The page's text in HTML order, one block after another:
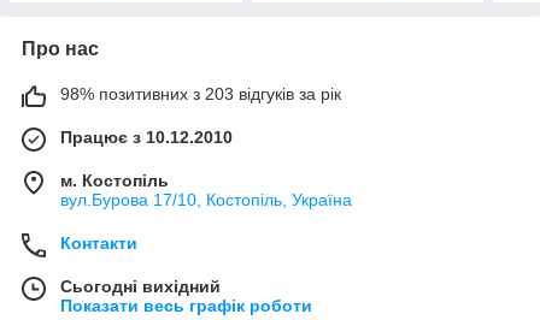
Про нас
98% позитивних з 203 відгуків за рік
Працює з 10.12.2010
м. Костопіль
вул.Бурова 17/10, Костопіль, Україна
Контакти
Сьогодні вихідний
Показати весь графік роботи